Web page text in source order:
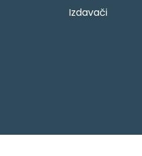
Izdavači